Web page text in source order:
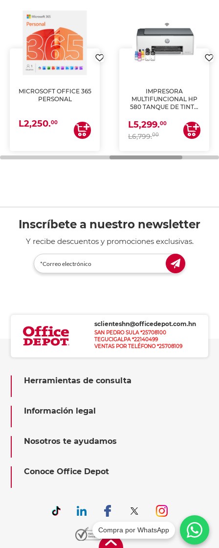
MICROSOFT OFFICE 365
PERSONAL
L2,250.00
IMPRESORA
MULTIFUNCIONAL HP
580 TANQUE DE TINTA
ESCANEA)
L5,299.00
L6,799.00
Inscríbete a nuestro newsletter
Y recibe descuentos y promociones exclusivas.
sclienteshn@officedepot.com.hn
SAN PEDRO SULA *25708100
TEGUCIGALPA *22140499
VENTAS POR TELÉFONO *25708109
Herramientas de consulta
Información legal
Nosotros te ayudamos
Conoce Office Depot
Compra por WhatsApp